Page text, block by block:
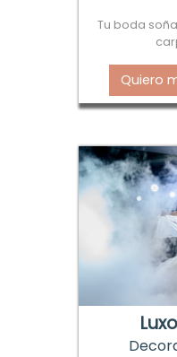
Tu boda
Quiero